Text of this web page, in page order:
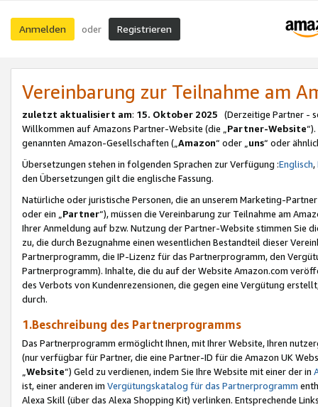
Anmelden oder Registrieren
Vereinbarung zur Teilnahme am
zuletzt aktualisiert am: 15. Oktober 2025 (Derzeitige Partner -
Willkommen auf Amazons Partner-Website (die „Partner-Website
genannten Amazon-Gesellschaften („Amazon“ oder „uns“ oder
Übersetzungen stehen in folgenden Sprachen zur Verfügung :Englisch,
den Übersetzungen gilt die englische Fassung.
Natürliche oder juristische Personen, die an unserem Marketing-
oder ein „Partner“), müssen die Vereinbarung zur Teilnahme am
Ihrer Anmeldung auf bzw. Nutzung der Partner-Website stimmen Sie
zu, die durch Bezugnahme einen wesentlichen Bestandteil dieser
Partnerprogramm, die IP-Lizenz für das Partnerprogramm, den
Partnerprogramm). Inhalte, die du auf der Website Amazon.com
des Verbots von Kundenrezensionen, die gegen eine Vergütung
durch.
1.Beschreibung des Partnerprogramms
Das Partnerprogramm ermöglicht Ihnen, mit Ihrer Website, Ihren
(nur verfügbar für Partner, die eine Partner-ID für die Amazon UK
Website“) Geld zu verdienen, indem Sie Ihre Website mit einer der in
ist, einer anderen im Vergütungskatalog für das Partnerprogramm
Alexa Skill (über das Alexa Shopping Kit) verlinken. Entsprechende